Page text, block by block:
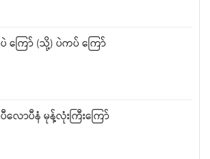
ပဲ ကြော် (သို့) ပဲကပ် ကြော်
ပီလောပီနံ မုန့်လုံးကြီးကြော်